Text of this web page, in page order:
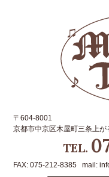
〒604-8001
京都市中京区木屋町三条上
TEL.
FAX: 075-212-8385 mail: